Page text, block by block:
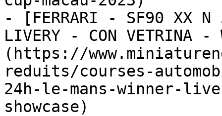
- [FERRARI - SF90 XX N
LIVERY - CON VETRINA -
(https://
reduits/courses-
24h-le-mans-winner-
showcase)